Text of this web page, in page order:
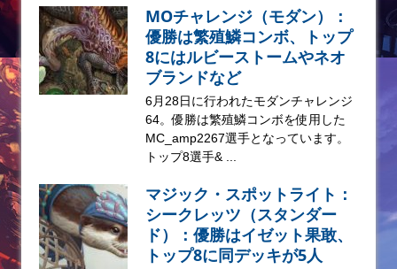
MOチャレンジ（モダン）：
優勝は繁殖鱗コンボ、トップ
8にはルビーストームやネオ
ブランドなど
6月28日に行われたモダンチャレンジ
64。優勝は繁殖鱗コンボを使用した
MC_amp2267選手となっています。
トップ8選手& ...
マジック・スポットライト：
シークレッツ（スタンダー
ド）：優勝はイゼット果敢、
トップ8に同デッキが5人